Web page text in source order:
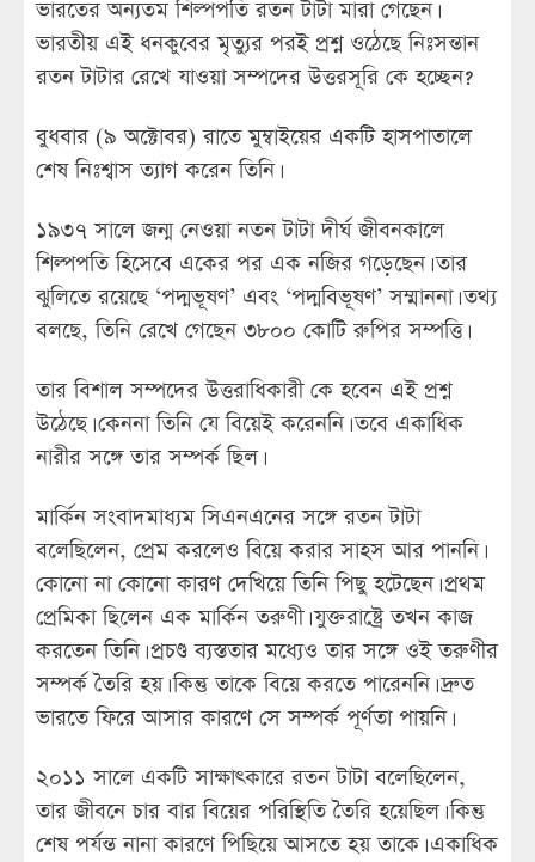
ভারতের অন্যতম শিল্পপতি রতন টাটা মারা গেছেন।
ভারতীয় এই ধনকুবের মৃত্যুর পরই প্রশ্ন ওঠেছে নিঃসন্তান
রতন টাটার রেখে যাওয়া সম্পদের উত্তরসূরি কে হচ্ছেন?
বুধবার (৯ অক্টোবর) রাতে মুম্বাইয়ের একটি হাসপাতালে
শেষ নিঃশ্বাস ত্যাগ করেন তিনি।
১৯৩৭ সালে জন্ম নেওয়া নতন টাটা দীর্ঘ জীবনকালে
শিল্পপতি হিসেবে একের পর এক নজির গড়েছেন। তার
ঝুলিতে রয়েছে ‘পদ্মভূষণ’ এবং ‘পদ্মবিভূষণ’ সম্মাননা। তথ্য
বলছে, তিনি রেখে গেছেন ৩৮০০ কোটি রুপির সম্পত্তি।
তার বিশাল সম্পদের উত্তরাধিকারী কে হবেন এই প্রশ্ন
উঠেছে। কেননা তিনি যে বিয়েই করেননি। তবে একাধিক
নারীর সঙ্গে তার সম্পর্ক ছিল।
মার্কিন সংবাদমাধ্যম সিএনএনের সঙ্গে রতন টাটা
বলেছিলেন, প্রেম করলেও বিয়ে করার সাহস আর পাননি।
কোনো না কোনো কারণ দেখিয়ে তিনি পিছু হটেছেন। প্রথম
প্রেমিকা ছিলেন এক মার্কিন তরুণী। যুক্তরাষ্ট্রে তখন কাজ
করতেন তিনি। প্রচণ্ড ব্যস্ততার মধ্যেও তার সঙ্গে ওই তরুণীর
সম্পর্ক তৈরি হয়। কিন্তু তাকে বিয়ে করতে পারেননি। দ্রুত
ভারতে ফিরে আসার কারণে সে সম্পর্ক পূর্ণতা পায়নি।
২০১১ সালে একটি সাক্ষাৎকারে রতন টাটা বলেছিলেন,
তার জীবনে চার বার বিয়ের পরিস্থিতি তৈরি হয়েছিল‌। কিন্তু
শেষ পর্যন্ত নানা কারণে পিছিয়ে আসতে হয় তাকে। একাধিক